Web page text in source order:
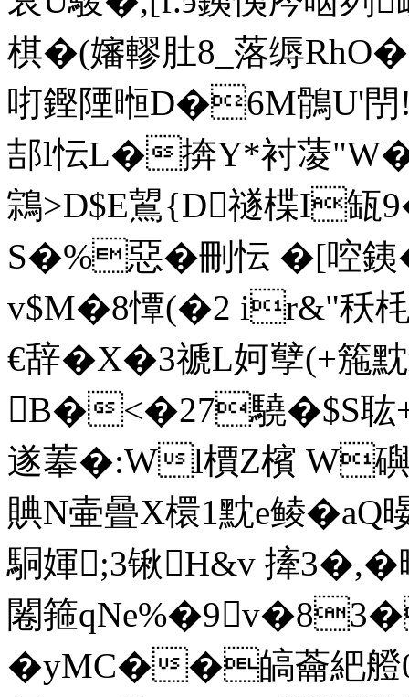
棋�(嬸轇肚8_落缛
咑鏗陻暅D�6M鶻U'
郆l忶L�捹Y*衬蓤
鶎>D$E鶦{D禭楪I
S�%惡�刪忶 �[
v$M�8憛(�2 ir&"秗
€辞�X�3禠L妸孼(+
B�<�27驍�$S耾+
遂菶�:Wl檟Z檳 W
賟N壷曡X檈1黕e鲮
駧媈;3锹H&v 撁
闂箍
�yMC��皜蘥紦艠